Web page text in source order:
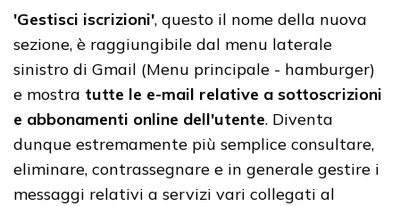
'Gestisci iscrizioni', questo il nome della nuova
sezione, è raggiungibile dal menu laterale
sinistro di Gmail (Menu principale - hamburger)
e mostra tutte le e-mail relative a sottoscrizioni
e abbonamenti online dell'utente. Diventa
dunque estremamente più semplice consultare,
eliminare, contrassegnare e in generale gestire i
messaggi relativi a servizi vari collegati al